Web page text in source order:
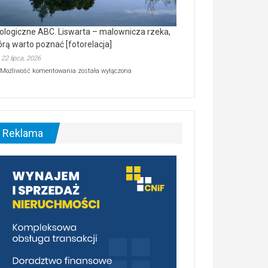
ABC. Liswarta – malownicza rzeka,
warto poznać [fotorelacja]
22 lipca, 2026
Możliwość komentowania Ekologiczne
–
malownicza
[fotorelacja]
została wyłączona
Reklama